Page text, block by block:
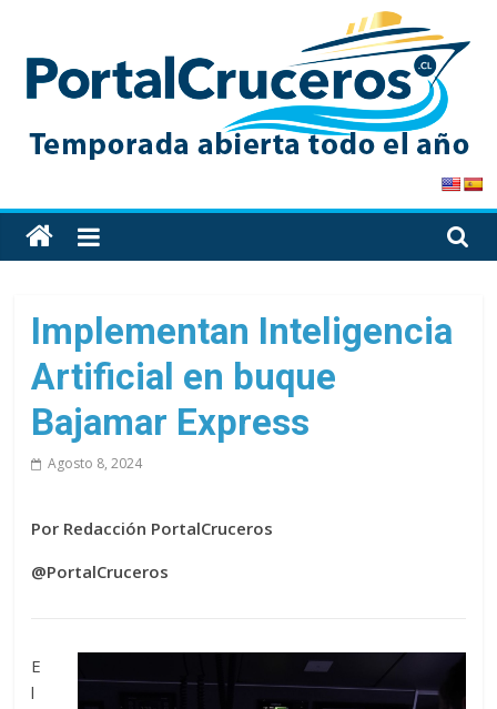
content
PortalCruceros
Toda
la
de
cruceros
un
solo
Implementan Inteligencia
Artificial en buque
Bajamar Express
Agosto 8, 2024
Por Redacción PortalCruceros
@PortalCruceros
E
l